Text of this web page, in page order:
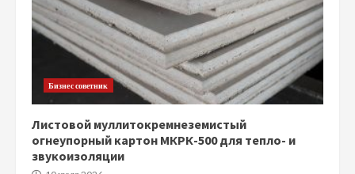
Бизнес советник
Листовой муллитокремнеземистый
огнеупорный картон МКРК-500 для тепло- и
звукоизоляции